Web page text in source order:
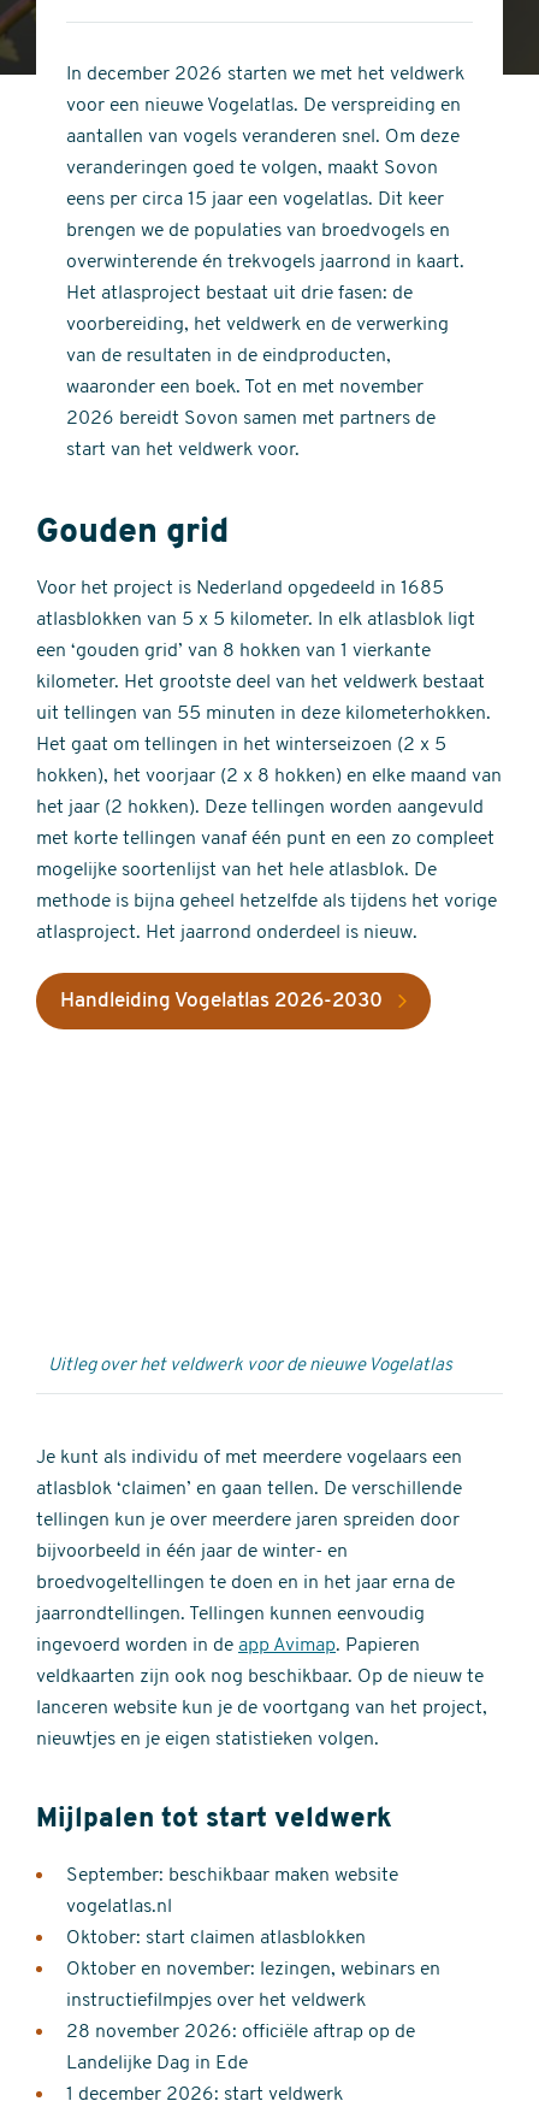
stars
of
stars
In december 2026 starten we met het veldwerk
voor een nieuwe Vogelatlas. De verspreiding en
aantallen van vogels veranderen snel. Om deze
veranderingen goed te volgen, maakt Sovon
eens per circa 15 jaar een vogelatlas. Dit keer
brengen we de populaties van broedvogels en
overwinterende én trekvogels jaarrond in kaart.
Het atlasproject bestaat uit drie fasen: de
voorbereiding, het veldwerk en de verwerking
van de resultaten in de eindproducten,
waaronder een boek. Tot en met november
2026 bereidt Sovon samen met partners de
start van het veldwerk voor.
Gouden grid
Voor het project is Nederland opgedeeld in 1685
atlasblokken van 5 x 5 kilometer. In elk atlasblok ligt
een ‘gouden grid’ van 8 hokken van 1 vierkante
kilometer. Het grootste deel van het veldwerk bestaat
uit tellingen van 55 minuten in deze kilometerhokken.
Het gaat om tellingen in het winterseizoen (2 x 5
hokken), het voorjaar (2 x 8 hokken) en elke maand van
het jaar (2 hokken). Deze tellingen worden aangevuld
met korte tellingen vanaf één punt en een zo compleet
mogelijke soortenlijst van het hele atlasblok. De
methode is bijna geheel hetzelfde als tijdens het vorige
atlasproject. Het jaarrond onderdeel is nieuw.
Handleiding Vogelatlas 2026-2030
Uitleg over het veldwerk voor de nieuwe Vogelatlas
Je kunt als individu of met meerdere vogelaars een
atlasblok ‘claimen’ en gaan tellen. De verschillende
tellingen kun je over meerdere jaren spreiden door
bijvoorbeeld in één jaar de winter- en
broedvogeltellingen te doen en in het jaar erna de
jaarrondtellingen. Tellingen kunnen eenvoudig
ingevoerd worden in de app Avimap. Papieren
veldkaarten zijn ook nog beschikbaar. Op de nieuw te
lanceren website kun je de voortgang van het project,
nieuwtjes en je eigen statistieken volgen.
Mijlpalen tot start veldwerk
September: beschikbaar maken website
vogelatlas.nl
Oktober: start claimen atlasblokken
Oktober en november: lezingen, webinars en
instructiefilmpjes over het veldwerk
28 november 2026: officiële aftrap op de
Landelijke Dag in Ede
1 december 2026: start veldwerk